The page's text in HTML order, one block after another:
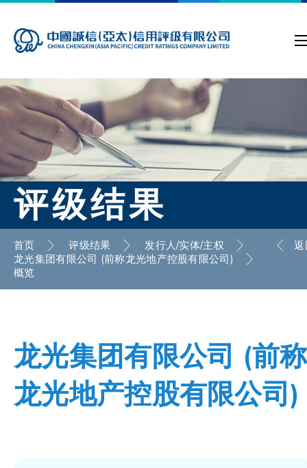
评级结果
首页 评级结果
发行人/实体/主权
龙光集团有限公司 (前称龙光地产控股有限公司)
概览
龙光集团有限公司 (前称
龙光地产控股有限公司)